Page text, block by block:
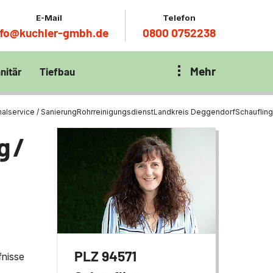
E-Mail
gmbh.de
Telefon
0800 0752238
Klärbecken
per
Tiefbau
Zentrum München
Tiefbau Mehr
/ SanierungRohrreinigungsdienstLandkreis DeggendorfSchaufling
/
PLZ 94571